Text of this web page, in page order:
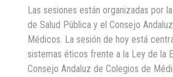
Las sesiones están organizadas por
de Salud Pública y el Consejo
Médicos. La sesión de hoy está
sistemas éticos frente a la Ley de la
Consejo Andaluz de Colegios de